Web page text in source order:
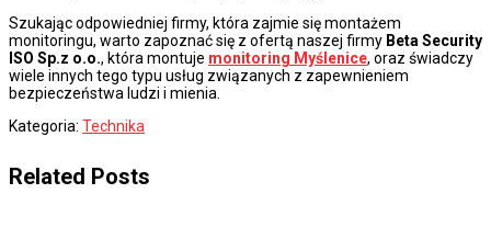
Szukając odpowiedniej firmy, która zajmie się montażem
monitoringu, warto zapoznać się z ofertą naszej firmy Beta Security
ISO Sp.z o.o., która montuje monitoring Myślenice, oraz świadczy
wiele innych tego typu usług związanych z zapewnieniem
bezpieczeństwa ludzi i mienia.
Kategoria: Technika
Related Posts